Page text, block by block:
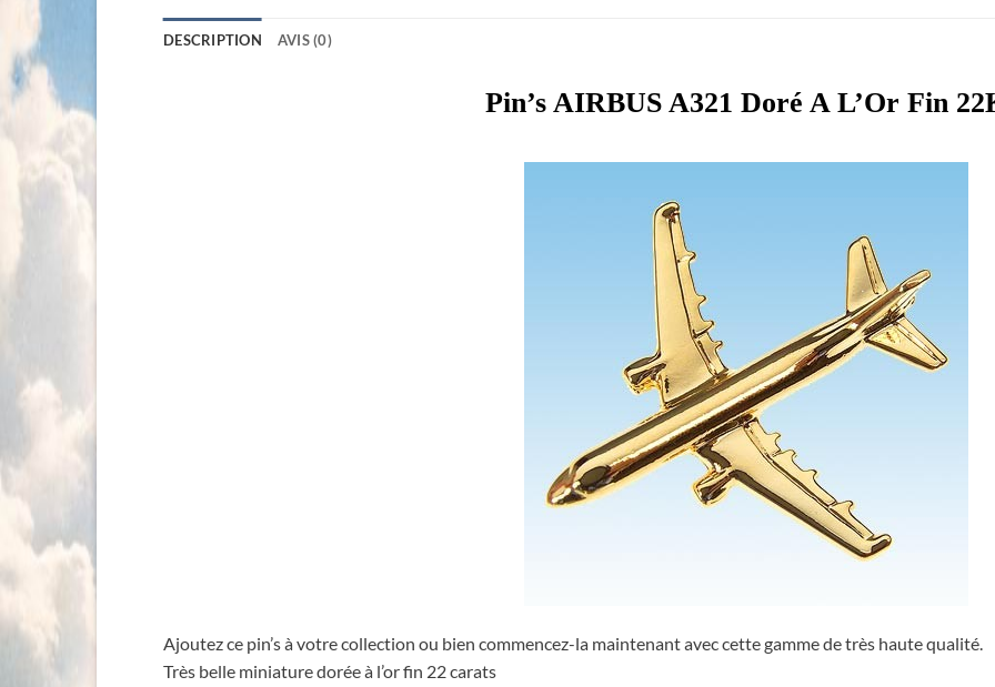
DESCRIPTION AVIS (0)
Pin’s AIRBUS A321 Doré A L’Or Fin
Ajoutez ce pin’s à votre collection ou bien commencez-la maintenant avec cette gamme de très haute qualité.
Très belle miniature dorée à l’or fin 22 carats